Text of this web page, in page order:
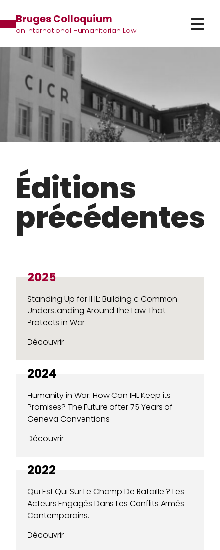
Bruges Colloquium
on International Humanitarian Law
Éditions
précédentes
2025
Standing Up for IHL: Building a Common
Understanding Around the Law That
Protects in War
Découvrir
2024
Humanity in War: How Can IHL Keep its
Promises? The Future after 75 Years of
Geneva Conventions
Découvrir
2022
Qui Est Qui Sur Le Champ De Bataille ? Les
Acteurs Engagés Dans Les Conflits Armés
Contemporains.
Découvrir